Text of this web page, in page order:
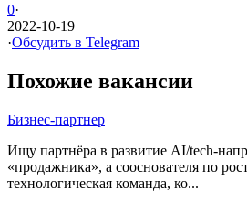
0·
2022-10-19
·Обсудить в Telegram
Похожие вакансии
Бизнес-партнер
Ищу партнёра в развитие AI/tech-
«продажника», а сооснователя по
технологическая команда, ко...